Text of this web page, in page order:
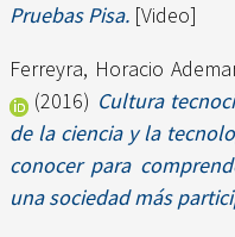
Pruebas Pisa. [Video]
Ferreyra, Horacio
(2016) Cultura
de la ciencia y la
conocer para
una sociedad más